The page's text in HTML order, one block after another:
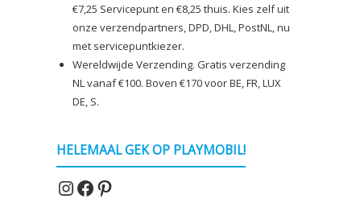
€7,25 Servicepunt en €8,25 thuis. Kies zelf uit
onze verzendpartners, DPD, DHL, PostNL, nu
met servicepuntkiezer.
Wereldwijde Verzending. Gratis verzending
NL vanaf €100. Boven €170 voor BE, FR, LUX
DE, S.
HELEMAAL GEK OP PLAYMOBIL!
Instagram
Facebook
Pinterest